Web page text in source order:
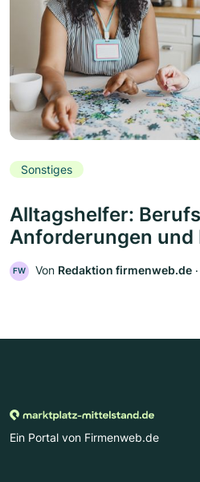
Sonstiges
Alltagshelfer:
Anforderungen und
FW Von Redaktion firmenweb.de ‧
Ein Portal von Firmenweb.de